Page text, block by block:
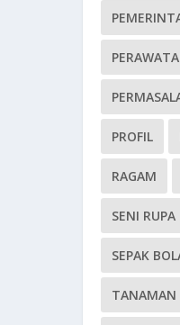
PROFIL
RAGAM
SENI RUPA
SEPAK
TANAMAN